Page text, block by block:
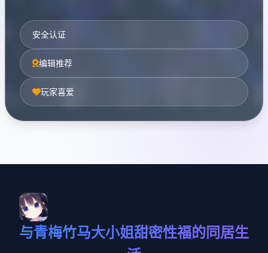
安全认证
编辑推荐
玩家喜爱
与青梅竹马大小姐甜密性福的同居生